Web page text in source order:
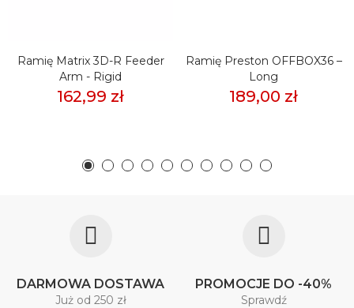
Ramię Matrix 3D-R Feeder
Arm - Rigid
162,99 zł
Ramię Preston OFFBOX36 –
Long
189,00 zł
DARMOWA DOSTAWA
Już od 250 zł
PROMOCJE DO -40%
Sprawdź